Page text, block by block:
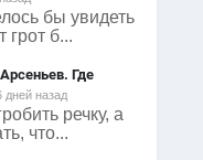
бы увидеть
грот б...
Арсеньев. Где
дней назад
речку, а
что...